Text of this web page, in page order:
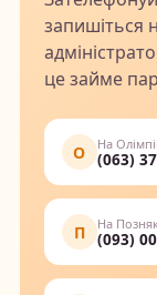
запишіться
це займе
О На
(063)
П На
(093)